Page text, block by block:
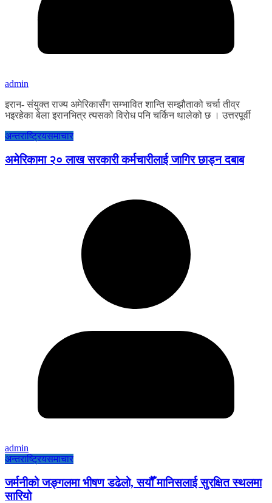
admin
इरान- संयुक्त राज्य अमेरिकासँग सम्भावित शान्ति सम्झौताको चर्चा तीव्र
भइरहेका बेला इरानभित्र त्यसको विरोध पनि चर्किन थालेको छ । उत्तरपूर्वी
अन्तराष्ट्रियसमाचार
अमेरिकामा २० लाख सरकारी कर्मचारीलाई जागिर छाड्न दबाब
admin
अन्तराष्ट्रियसमाचार
जर्मनीको जङ्गलमा भीषण डढेलो, सयौँ मानिसलाई सुरक्षित स्थलमा
सारियो